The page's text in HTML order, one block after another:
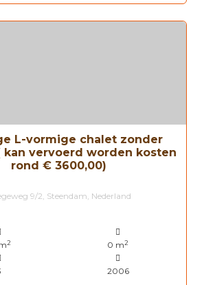
L-vormige chalet zonder
kan vervoerd worden kosten
rond € 3600,00)
9/2, Steendam, Nederland
2 0 m2
2006